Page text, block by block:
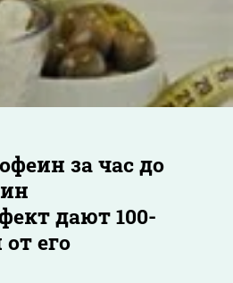
за час до
дают 100-
его